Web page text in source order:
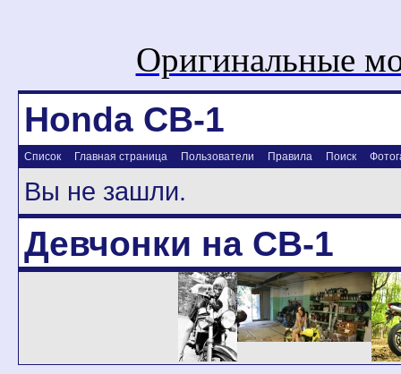
Оригинальные
Honda CB-1
Список Главная страница Пользователи Правила Поиск
Вы не зашли.
Девчонки на CB-1